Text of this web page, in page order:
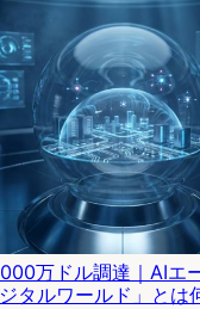
万ドル調達｜AIエ
タルワールド」とは